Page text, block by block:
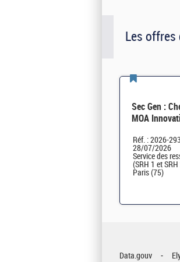
Les offres
Sec Gen :
MOA
Réf. : 2026-
28/07/2026
Service des
(SRH 1 et
Paris (75)
Data.gouv